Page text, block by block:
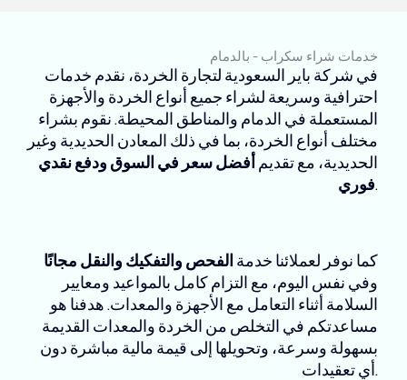
خدمات شراء سكراب - بالدمام
في شركة باير السعودية لتجارة الخردة، نقدم خدمات
احترافية وسريعة لشراء جميع أنواع الخردة والأجهزة
المستعملة في الدمام والمناطق المحيطة. نقوم بشراء
مختلف أنواع الخردة، بما في ذلك المعادن الحديدية وغير
الحديدية، مع تقديم أفضل سعر في السوق ودفع نقدي
فوري.
كما نوفر لعملائنا خدمة الفحص والتفكيك والنقل مجانًا
وفي نفس اليوم، مع التزام كامل بالمواعيد ومعايير
السلامة أثناء التعامل مع الأجهزة والمعدات. هدفنا هو
مساعدتكم في التخلص من الخردة والمعدات القديمة
بسهولة وسرعة، وتحويلها إلى قيمة مالية مباشرة دون
أي تعقيدات.